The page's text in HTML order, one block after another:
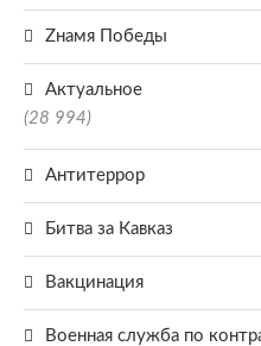
Zнамя Победы
Актуальное
(28 994)
Антитеррор
Битва за Кавказ
Вакцинация
Военная служба по